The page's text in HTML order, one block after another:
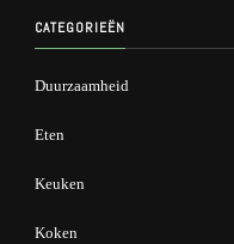
CATEGORIEËN
Duurzaamheid
Eten
Keuken
Koken